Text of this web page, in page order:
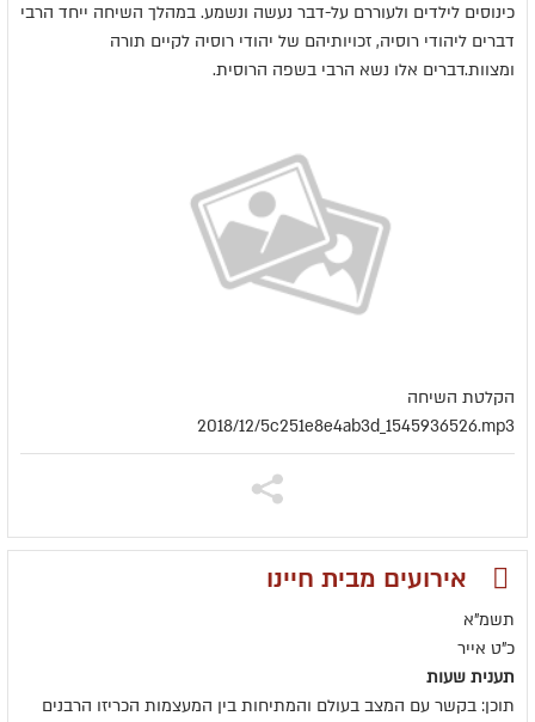
כינוסים לילדים ולעוררם על-דבר נעשה ונשמע. במהלך השיחה ייחד הרבי
דברים ליהודי רוסיה, זכויותיהם של יהודי רוסיה לקיים תורה
ומצוות.דברים אלו נשא הרבי בשפה הרוסית.
הקלטת השיחה
2018/12/5c251e8e4ab3d_1545936526.mp3
אירועים מבית חיינו
תשמ"א
כ"ט אייר
תענית שעות
תוכן: בקשר עם המצב בעולם והמתיחות בין המעצמות הכריזו הרבנים